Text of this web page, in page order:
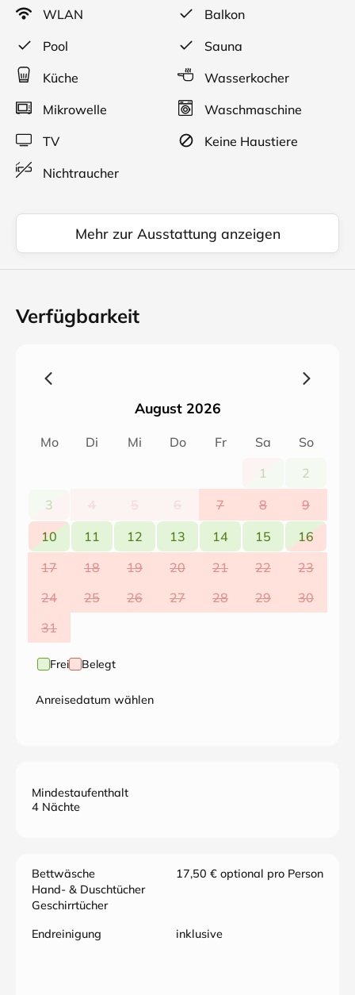
WLAN
Balkon
Pool
Sauna
Küche
Wasserkocher
Mikrowelle
Waschmaschine
TV
Keine Haustiere
Nichtraucher
Mehr zur Ausstattung anzeigen
Verfügbarkeit
August 2026
Mo Di Mi Do Fr Sa
So
1
2
3
4 5 6 7 8
9
10
11 12 13 14 15
16
17
18 19 20 21 22
23
24
25 26 27 28 29
30
31
Frei Belegt
Anreisedatum wählen
Mindestaufenthalt
4 Nächte
Bettwäsche
Hand- & Duschtücher
Geschirrtücher
17,50 € optional pro Person
Endreinigung inklusive